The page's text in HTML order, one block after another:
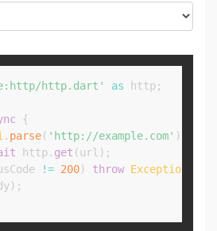
http.dart' as http ;
{
. parse( 'http://example.com' )
http . get (url ) ;
!= 200) throw Exception
) ;
Copy